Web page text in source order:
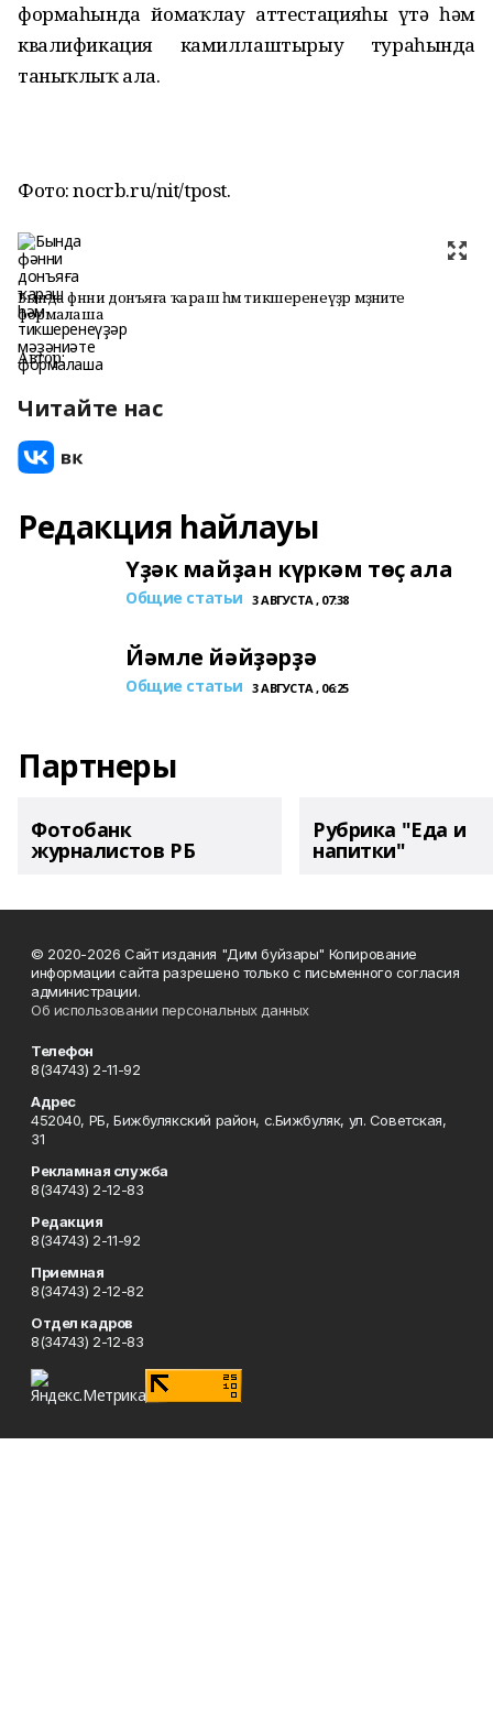
формаһында йомғаҡлау аттестацияһы үтә һәм
квалификация камиллаштырыу тураһында
таныҡлыҡ ала.
Фото: nocrb.ru/nit/tpost.
Бында фәнни донъяға ҡараш һәм тикшеренеүҙәр мәҙәниәте
формалаша
Автор:
Читайте нас
Редакция һайлауы
Үҙәк майҙан күркәм төҫ ала
Общие статьи 3 АВГУСТА , 07:38
Йәмле йәйҙәрҙә
Общие статьи 3 АВГУСТА , 06:25
Партнеры
Фотобанк
журналистов РБ
Рубрика "Еда и
напитки"
© 2020-2026 Сайт издания "Дим буйзары" Копирование
информации сайта разрешено только с письменного согласия
администрации.
Об использовании персональных данных
Телефон
8(34743) 2-11-92
Адрес
452040, РБ, Бижбулякский район, с.Бижбуляк, ул. Советская,
31
Рекламная служба
8(34743) 2-12-83
Редакция
8(34743) 2-11-92
Приемная
8(34743) 2-12-82
Отдел кадров
8(34743) 2-12-83